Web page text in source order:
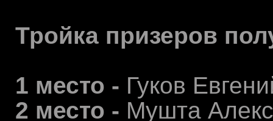
Тройка призеров
1 место - Гуков
2 место - Мушта